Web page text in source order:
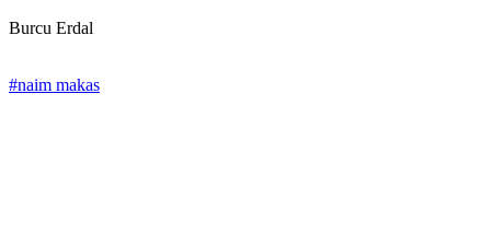
Burcu Erdal
#naim makas